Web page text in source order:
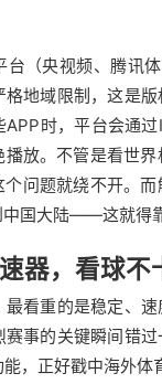
台（央视频、腾讯
格地域限制，这是
APP时，平台会通
放。不管是看世界
个问题就绕不开。
国大陆——这就得
器，看球不
看重的是稳定、
事的关键瞬间错过
，正好戳中海外体